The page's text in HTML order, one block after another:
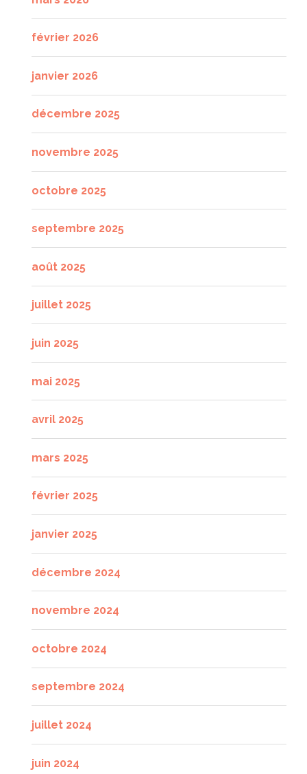
février 2026
janvier 2026
décembre 2025
novembre 2025
octobre 2025
septembre 2025
août 2025
juillet 2025
juin 2025
mai 2025
avril 2025
mars 2025
février 2025
janvier 2025
décembre 2024
novembre 2024
octobre 2024
septembre 2024
juillet 2024
juin 2024